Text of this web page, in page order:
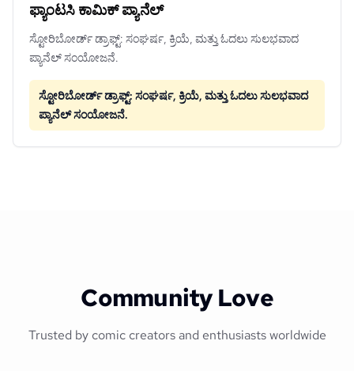
ಫ್ಯಾಂಟಸಿ ಕಾಮಿಕ್ ಪ್ಯಾನೆಲ್
ಸ್ಟೋರಿಬೋರ್ಡ್ ಡ್ರಾಫ್ಟ್: ಸಂಘರ್ಷ, ಕ್ರಿಯೆ, ಮತ್ತು ಓದಲು ಸುಲಭವಾದ
ಪ್ಯಾನೆಲ್ ಸಂಯೋಜನೆ.
ಸ್ಟೋರಿಬೋರ್ಡ್ ಡ್ರಾಫ್ಟ್: ಸಂಘರ್ಷ, ಕ್ರಿಯೆ, ಮತ್ತು ಓದಲು ಸುಲಭವಾದ
ಪ್ಯಾನೆಲ್ ಸಂಯೋಜನೆ.
Community Love
Trusted by comic creators and enthusiasts worldwide